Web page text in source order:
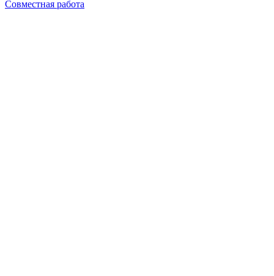
Совместная работа